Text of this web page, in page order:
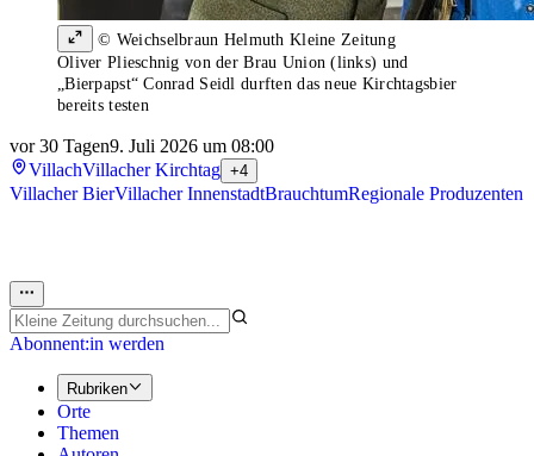
© Weichselbraun Helmuth Kleine Zeitung
Oliver Plieschnig von der Brau Union (links) und
„Bierpapst“ Conrad Seidl durften das neue Kirchtagsbier
bereits testen
vor 30 Tagen9. Juli 2026 um 08:00
VillachVillacher Kirchtag +4
Villacher BierVillacher InnenstadtBrauchtumRegionale Produzenten
Abonnent:in werden
Rubriken
Orte
Themen